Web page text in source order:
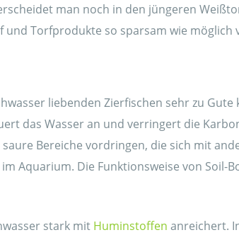
man noch in den jüngeren
Torfprodukte so sparsam wie möglich
liebenden Zierfischen sehr zu
das Wasser an und verringert die
Bereiche vordringen, die sich mit
Aquarium. Die Funktionsweise von Soil-
stark mit Huminstoffen anreichert.